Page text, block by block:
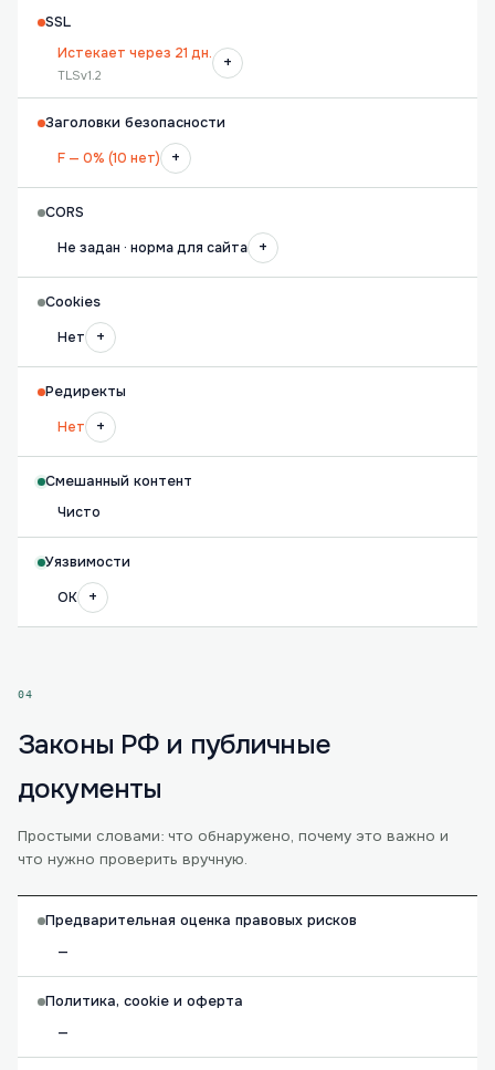
SSL
Истекает через 21 дн.
TLSv1.2
+
Заголовки безопасности
F — 0% (10 нет)
+
CORS
Не задан · норма для сайта
+
Cookies
Нет
+
Редиректы
Нет
+
Смешанный контент
Чисто
Уязвимости
OK
+
04
Законы РФ и публичные
документы
Простыми словами: что обнаружено, почему это важно и
что нужно проверить вручную.
Предварительная оценка правовых рисков
—
Политика, cookie и оферта
—